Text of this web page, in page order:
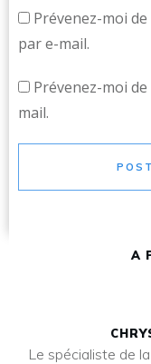
Prévenez-moi
par e-mail.
Prévenez-moi
mail.
A
Le spécialiste de